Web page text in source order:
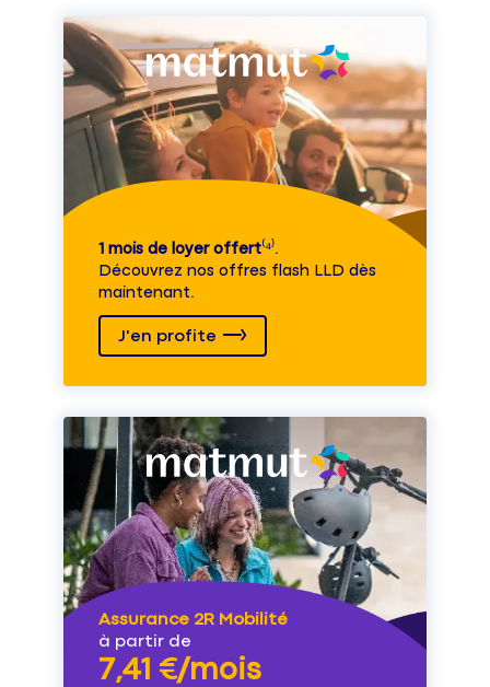
1 mois de loyer offert⁽⁴⁾.
Découvrez nos offres flash LLD dès
maintenant.
J'en profite
Assurance 2R Mobilité
à partir de
7,41 €/mois